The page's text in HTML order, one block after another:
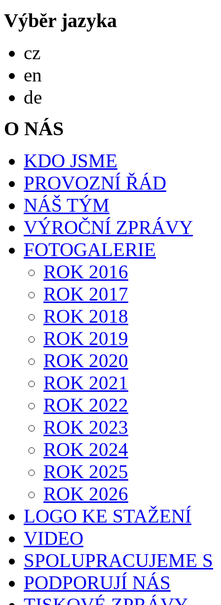
Výběr jazyka
cz
en
de
O NÁS
KDO JSME
PROVOZNÍ ŘÁD
NÁŠ TÝM
VÝROČNÍ ZPRÁVY
FOTOGALERIE
ROK 2016
ROK 2017
ROK 2018
ROK 2019
ROK 2020
ROK 2021
ROK 2022
ROK 2023
ROK 2024
ROK 2025
ROK 2026
LOGO KE STAŽENÍ
VIDEO
SPOLUPRACUJEME S
PODPORUJÍ NÁS